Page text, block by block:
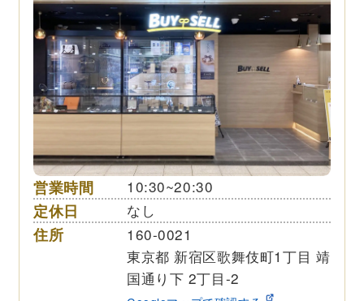
営業時間 10:30~20:30
定休日 なし
住所
160-0021
東京都 新宿区歌舞伎町1丁目 靖
国通り下 2丁目-2